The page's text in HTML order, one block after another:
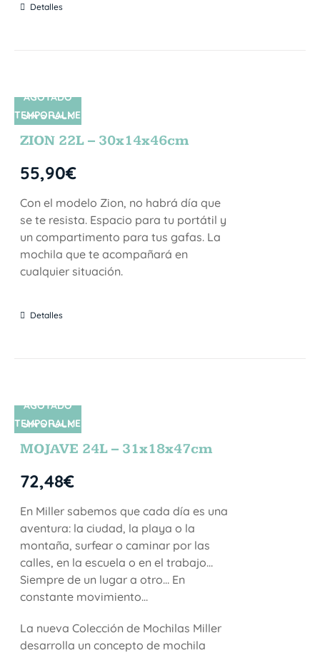
Detalles
SIN STOCK
AGOTADO
TEMPORALME
NTE
ZION 22L – 30x14x46cm
55,90€
Con el modelo Zion, no habrá día que
se te resista. Espacio para tu portátil y
un compartimento para tus gafas. La
mochila que te acompañará en
cualquier situación.
Detalles
SIN STOCK
AGOTADO
TEMPORALME
NTE
MOJAVE 24L – 31x18x47cm
72,48€
En Miller sabemos que cada día es una
aventura: la ciudad, la playa o la
montaña, surfear o caminar por las
calles, en la escuela o en el trabajo…
Siempre de un lugar a otro… En
constante movimiento…
La nueva Colección de Mochilas Miller
desarrolla un concepto de mochila